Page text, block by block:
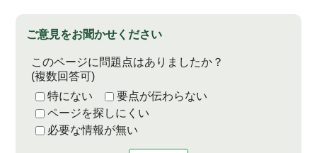
ご意見をお聞かせください
このページに問題点はありましたか？
(複数回答可)
特にない
要点が伝わらない
ページを探しにくい
必要な情報が無い